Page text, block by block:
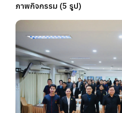
ภาพกิจกรรม (5 รูป)